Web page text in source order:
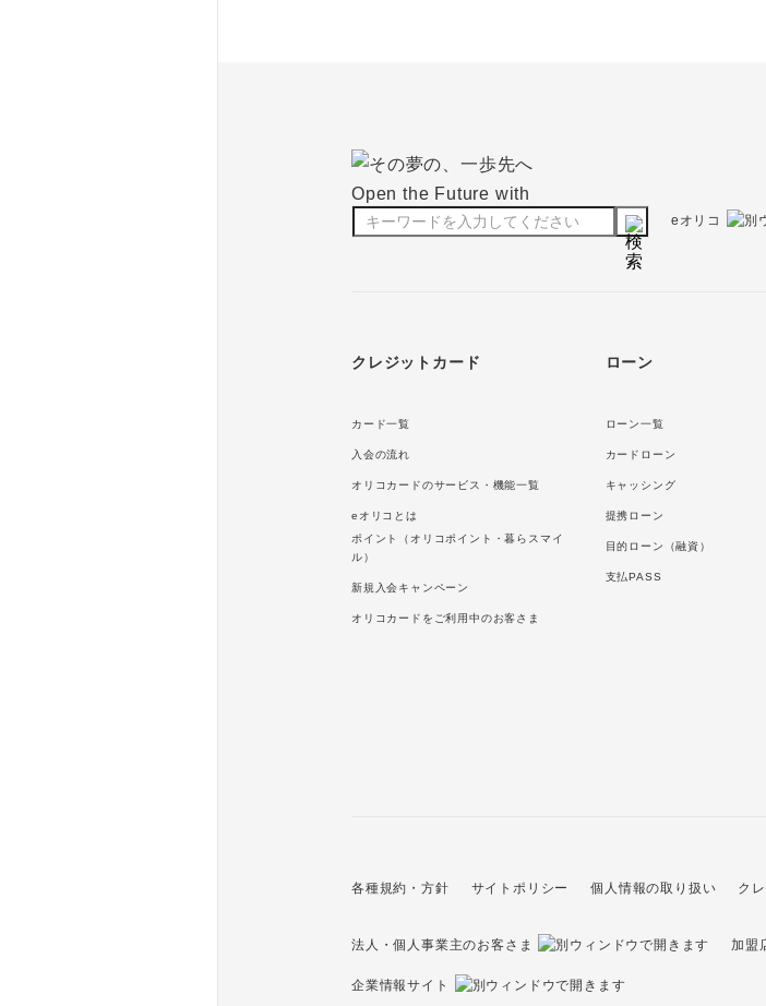
クレジットカード
カード一覧
入会の流れ
オリコカードのサービス・機能一覧
eオリコとは
ポイント（オリコポイント・暮らスマイ
ル）
新規入会キャンペーン
オリコカードをご利用中のお客さま
ローン
ローン一覧
カードローン
キャッシング
提携ローン
目的ローン（融資）
支払PASS
eオリコ
法人・個人事業主のお客さま 加盟
企業情報サイト
各種規約・方針 サイトポリシー 個人情報の取り扱い ク